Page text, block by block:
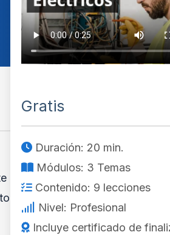
Gratis
Duración: 20 min.
Módulos: 3 Temas
Contenido: 9 lecciones
Nivel: Profesional
Incluye certificado de